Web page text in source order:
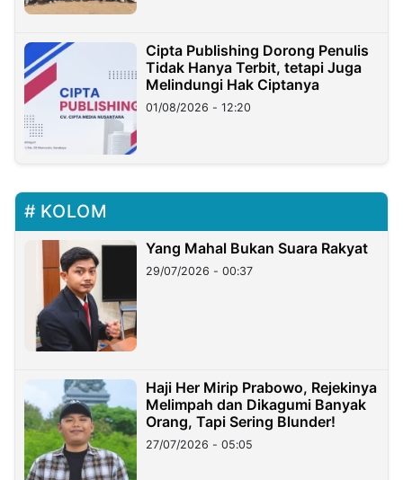
Cipta Publishing Dorong Penulis
Tidak Hanya Terbit, tetapi Juga
Melindungi Hak Ciptanya
01/08/2026 - 12:20
KOLOM
Yang Mahal Bukan Suara Rakyat
29/07/2026 - 00:37
Haji Her Mirip Prabowo, Rejekinya
Melimpah dan Dikagumi Banyak
Orang, Tapi Sering Blunder!
27/07/2026 - 05:05